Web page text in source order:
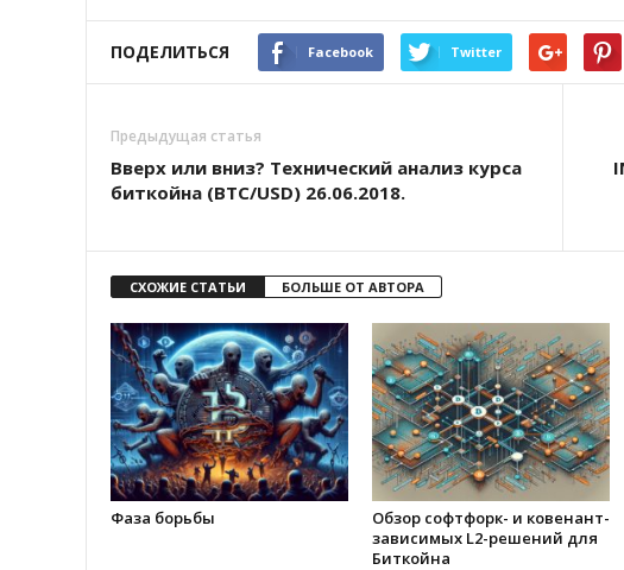
ПОДЕЛИТЬСЯ Facebook Twitter
Предыдущая статья
Вверх или вниз? Технический анализ курса
биткойна (BTC/USD) 26.06.2018.
СХОЖИЕ СТАТЬИ БОЛЬШЕ ОТ АВТОРА
Фаза борьбы
Обзор софтфорк- и ковенант-
зависимых L2-решений для
Биткойна